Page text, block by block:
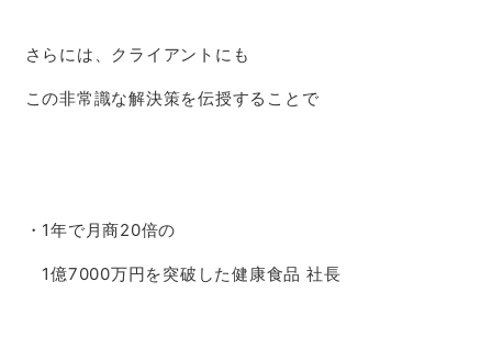
さらには、クライアントにも
この非常識な解決策を伝授することで
・1年で月商20倍の
1億7000万円を突破した健康食品 社長